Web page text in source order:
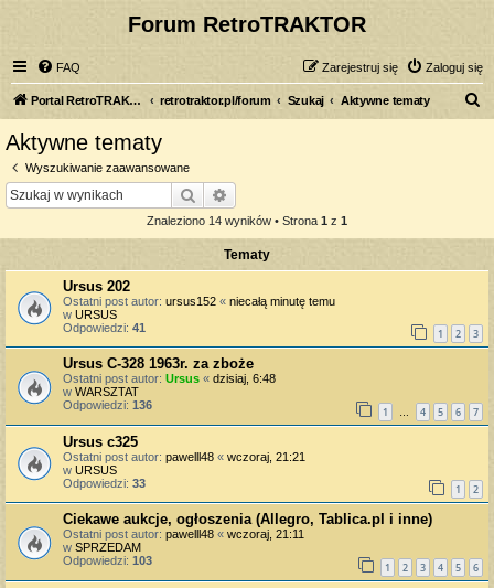
Forum RetroTRAKTOR
FAQ Zaloguj się
Zarejestruj się
Portal RetroTRAKTOR.pl retrotraktor.pl/forum Szukaj Aktywne tematy
Aktywne tematy
Wyszukiwanie zaawansowane
Szukaj
Znaleziono 14 wyników • Strona 1 z 1
Tematy
Ursus 202
Ostatni post autor: ursus152 « niecałą minutę temu
w URSUS
Odpowiedzi: 41 1 2 3
Ursus C-328 1963r. za zboże
Ostatni post autor: Ursus « dzisiaj, 6:48
w WARSZTAT
Odpowiedzi: 136 1 … 4 5 6 7
Ursus c325
Ostatni post autor: pawelll48 « wczoraj, 21:21
w URSUS
Odpowiedzi: 33 1 2
Ciekawe aukcje, ogłoszenia (Allegro, Tablica.pl i inne)
Ostatni post autor: pawelll48 « wczoraj, 21:11
w SPRZEDAM
Odpowiedzi: 103 1 2 3 4 5 6